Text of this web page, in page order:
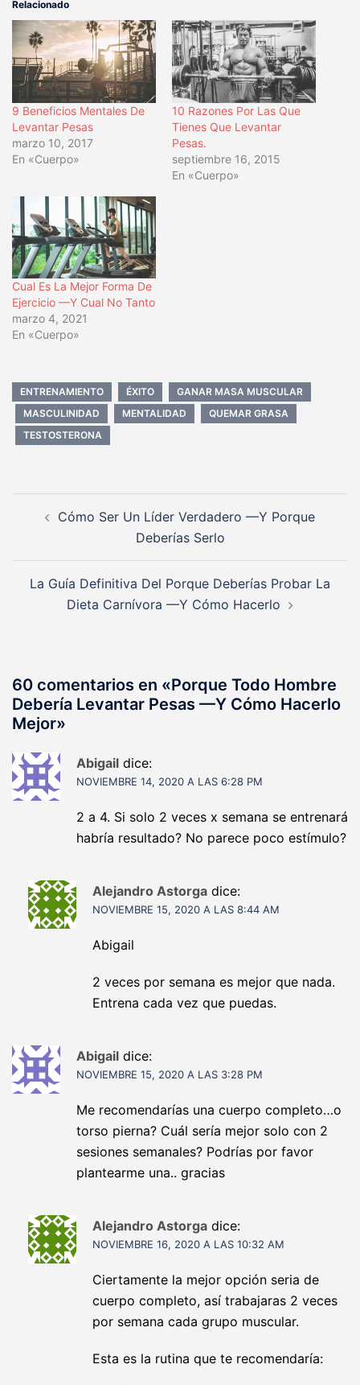
abre
una
ventana
nueva)
una
ventana
nueva)
una
ventana
nueva)
una
ventana
nueva)
Relacionado
9 Beneficios Mentales De
Levantar Pesas
marzo 10, 2017
En «Cuerpo»
10 Razones Por Las Que
Tienes Que Levantar
Pesas.
septiembre 16, 2015
En «Cuerpo»
Cual Es La Mejor Forma De
Ejercicio —Y Cual No Tanto
marzo 4, 2021
En «Cuerpo»
ENTRENAMIENTO ÉXITO
GANAR MASA MUSCULAR
MASCULINIDAD
MENTALIDAD
QUEMAR GRASA
TESTOSTERONA
Cómo Ser Un Líder Verdadero —Y Porque
Deberías Serlo
La Guía Definitiva Del Porque Deberías Probar La
Dieta Carnívora —Y Cómo Hacerlo
60 comentarios en «Porque Todo Hombre
Debería Levantar Pesas —Y Cómo Hacerlo
Mejor»
Abigail dice:
NOVIEMBRE 14, 2020 A LAS 6:28 PM
2 a 4. Si solo 2 veces x semana se entrenará
habría resultado? No parece poco estímulo?
Alejandro Astorga dice:
NOVIEMBRE 15, 2020 A LAS 8:44 AM
Abigail
2 veces por semana es mejor que nada.
Entrena cada vez que puedas.
Abigail dice:
NOVIEMBRE 15, 2020 A LAS 3:28 PM
Me recomendarías una cuerpo completo…o
torso pierna? Cuál sería mejor solo con 2
sesiones semanales? Podrías por favor
plantearme una.. gracias
Alejandro Astorga dice:
NOVIEMBRE 16, 2020 A LAS 10:32 AM
Ciertamente la mejor opción seria de
cuerpo completo, así trabajaras 2 veces
por semana cada grupo muscular.
Esta es la rutina que te recomendaría: